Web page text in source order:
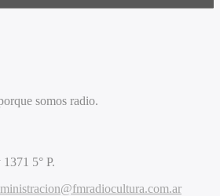
somos radio.
5° P.